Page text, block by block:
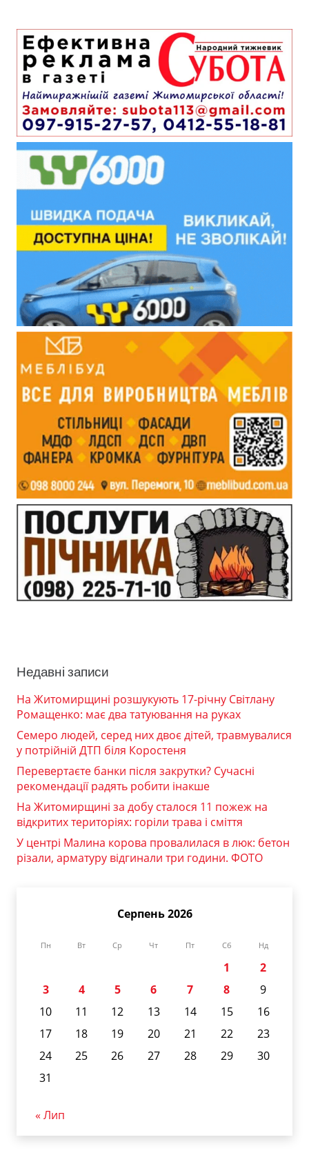
Недавні записи
На Житомирщині розшукують 17-річну Світлану
Ромащенко: має два татуювання на руках
Семеро людей, серед них двоє дітей, травмувалися
у потрійній ДТП біля Коростеня
Перевертаєте банки після закрутки? Сучасні
рекомендації радять робити інакше
На Житомирщині за добу сталося 11 пожеж на
відкритих територіях: горіли трава і сміття
У центрі Малина корова провалилася в люк: бетон
різали, арматуру відгинали три години. ФОТО
Серпень 2026
Пн Вт Ср Чт Пт Сб Нд
1
2
3
4 5 6 7 8
9
10
11 12 13 14 15
16
17
18 19 20 21 22
23
24
25 26 27 28 29
30
31
« Лип